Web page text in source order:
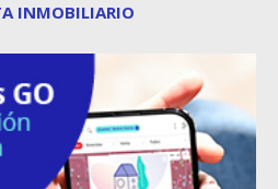
INMOBILIARIO